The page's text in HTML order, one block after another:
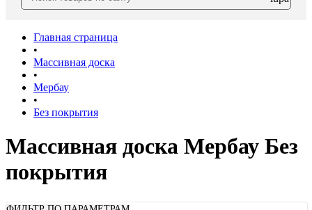
Главная страница
•
Массивная доска
•
Мербау
•
Без покрытия
Массивная доска Мербау Без
покрытия